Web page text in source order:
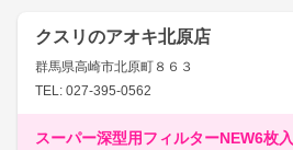
クスリのアオキ北原店
群馬県高崎市北原町８６３
TEL: 027-395-0562
スーパー深型用フィルターNEW6枚入